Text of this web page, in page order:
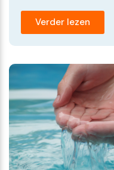
patroon doorzichtig.
De Druppa Family
of zout, waardoor het
kalkaanslag is.
Hoe installeer ik de
Druppa Family is een
geen elektriciteit of
waterslangen en
passen op een
Verder lezen